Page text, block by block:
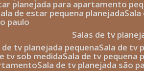
planejada para apartamento
sala de estar pequena planejada
paulo
salas de tv
de tv planejada pequena sala de tv
tv sob medida sala de tv pequena
sala de tv planejada são